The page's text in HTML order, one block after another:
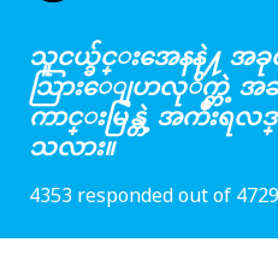
သူငယ္ခ်င္းအေနနဲ႔ အ
သြားေျပာလုိက္တဲ့ အခါ
ကာင္းမြန္တဲ့ အက်ိဳးရလ
သလား။
4353 responded out of